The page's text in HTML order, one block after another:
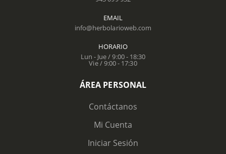
EMAIL
info@herbolarioweb.com
HORARIO
Lun - Jue / 9:00 - 18:30
Vie / 9:00 - 17:30
ÁREA PERSONAL
Contáctanos
Mi Cuenta
Iniciar Sesión